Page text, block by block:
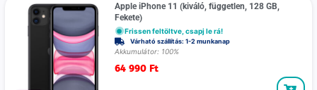
Apple iPhone 11 (kiváló, független, 128 GB,
Fekete)
Frissen feltöltve, csapj le rá!
Várható szállítás: 1-2 munkanap
Akkumulátor: 100%
64 990 Ft